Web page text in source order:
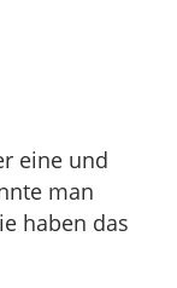
eine und
man
haben das